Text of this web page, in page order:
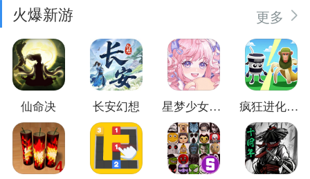
火爆新游 更多
仙命决 长安幻想 星梦少女换装 疯狂进化防卫战